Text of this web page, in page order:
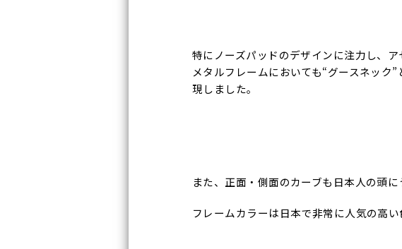
特にノーズパッドのデザインに注力し、
メタルフレームにおいても“グースネック
現しました。
また、正面・側面のカーブも日本人の頭
フレームカラーは日本で非常に人気の高